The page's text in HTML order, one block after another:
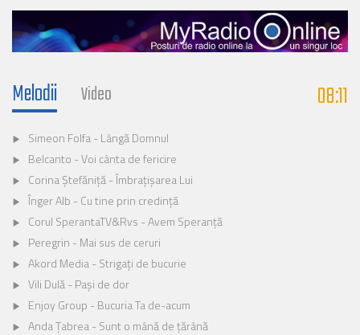
Melodii Video 08:11
Simeon Folfa - Lângă Domnul
Belcanto - Voi cânta de fericire
Corina Ștefăniță - Îmbrațișarea Lui
Înger Alb - Cu tine prin credință
Corul SperantaTV&Rvs - Avem Speranță
Peregrin - Mai sus de ceruri
Akord Media - Strigați de bucurie
Vili Dulă - Pași de dor
Enjoy Group - Bucuria Ta de-acum
Anda Ţabrea - Sunt o mână de ţărână